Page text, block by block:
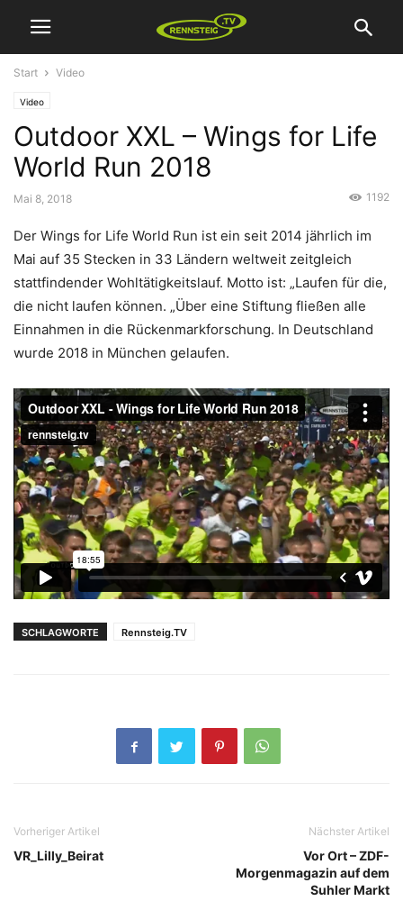
Start Video
Video
Outdoor XXL – Wings for Life
World Run 2018
Mai 8, 2018 1192
Der Wings for Life World Run ist ein seit 2014 jährlich im
Mai auf 35 Stecken in 33 Ländern weltweit zeitgleich
stattfindender Wohltätigkeitslauf. Motto ist: „Laufen für die,
die nicht laufen können. „Über eine Stiftung fließen alle
Einnahmen in die Rückenmarkforschung. In Deutschland
wurde 2018 in München gelaufen.
SCHLAGWORTE Rennsteig.TV
Vorheriger Artikel
VR_Lilly_Beirat
Nächster Artikel
Vor Ort – ZDF-
Morgenmagazin auf dem
Suhler Markt